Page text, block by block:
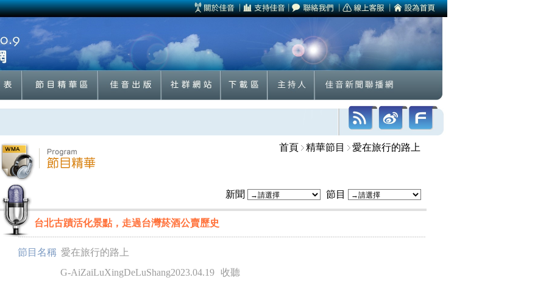
首頁 精華節目 愛在旅行的路上
新聞 節目
台北古蹟活化景點，走過台灣菸酒公賣歷史
節目名稱 愛在旅行的路上
G-AiZaiLuXingDeLuShang2023.04.19
收聽